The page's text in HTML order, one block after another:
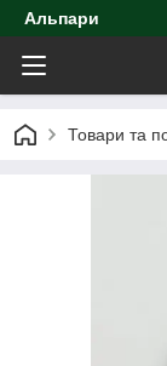
Альпари
Товари та